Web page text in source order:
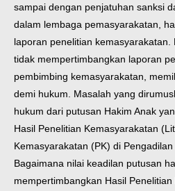
sampai dengan penjatuhan sanksi
dalam lembaga pemasyarakatan,
laporan penelitian kemasyarakatan.
tidak mempertimbangkan laporan
pembimbing kemasyarakatan,
demi hukum. Masalah yang
hukum dari putusan Hakim Anak
Hasil Penelitian Kemasyarakatan
Kemasyarakatan (PK) di
Bagaimana nilai keadilan putusan
mempertimbangkan Hasil